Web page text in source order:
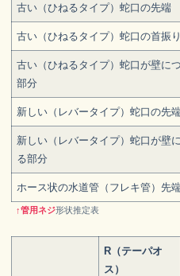
古い（ひねるタイプ）蛇口の先端
古い（ひねるタイプ）蛇口の首振
古い（ひねるタイプ）蛇口が壁に
部分
新しい（レバータイプ）蛇口の先
新しい（レバータイプ）蛇口が壁
る部分
ホース状の水道管（フレキ管）先
↑管用ネジ形状推定表
R（テーパオ
ス）